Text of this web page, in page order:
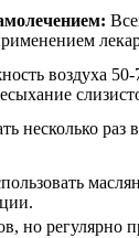
воздуха 50-
несколько раз
но регулярно